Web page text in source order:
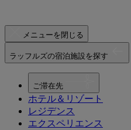
メニューを閉じる
ラッフルズの宿泊施設を探す
ご滞在先
ホテル＆リゾート
レジデンス
エクスペリエンス